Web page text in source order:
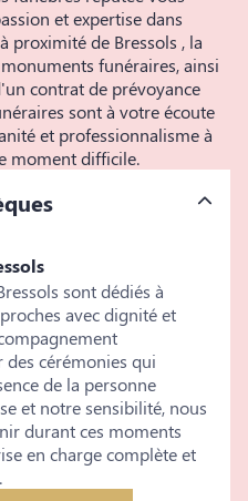
et expertise dans
proximité de Bressols , la
funéraires, ainsi
contrat de prévoyance
sont à votre écoute
et professionnalisme à
moment difficile.
sont dédiés à
avec dignité et
cérémonies qui
de la personne
et notre sensibilité, nous
durant ces moments
en charge complète et